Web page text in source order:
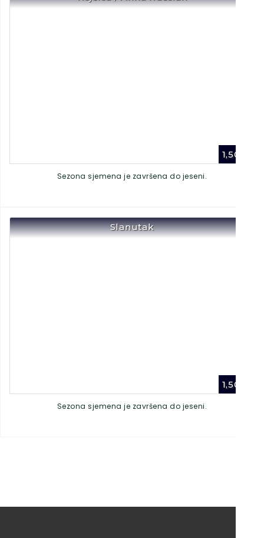
1,50
Sezona sjemena je završena do jeseni.
Slanutak
1,50
Sezona sjemena je završena do jeseni.